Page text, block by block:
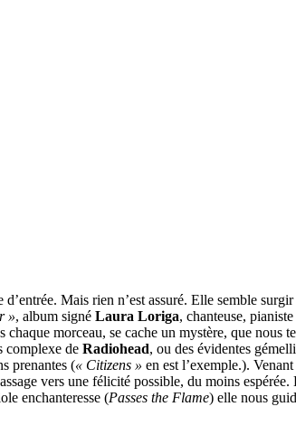
Mais rien n’est assuré. Elle semble
», album signé Laura Loriga, chanteuse,
chaque morceau, se cache un mystère, que nous
complexe de Radiohead, ou des évidentes
prenantes (« Citizens » en est l’exemple.).
vers une félicité possible, du moins espérée.
enchanteresse (Passes the Flame) elle nous